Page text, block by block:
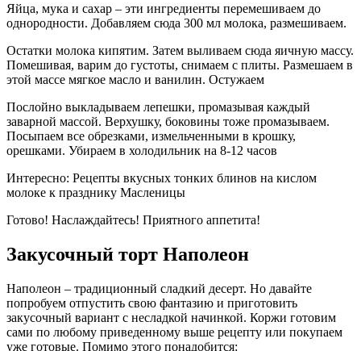
Яйца, мука и сахар – эти ингредиенты перемешиваем до
однородности. Добавляем сюда 300 мл молока, размешиваем.
Остатки молока кипятим. Затем выливаем сюда яичную массу.
Помешивая, варим до густоты, снимаем с плиты. Размешаем в
этой массе мягкое масло и ванилин. Остужаем
Послойно выкладываем лепешки, промазывая каждый
заварной массой. Верхушку, боковины тоже промазываем.
Посыпаем все обрезками, измельченными в крошку,
орешками. Убираем в холодильник на 8-12 часов
Интересно: Рецепты вкусных тонких блинов на кислом
молоке к празднику Масленицы
Готово! Наслаждайтесь! Приятного аппетита!
Закусочный торт Наполеон
Наполеон – традиционный сладкий десерт. Но давайте
попробуем отпустить свою фантазию и приготовить
закусочный вариант с несладкой начинкой. Коржи готовим
сами по любому приведенному выше рецепту или покупаем
уже готовые. Помимо этого понадобится: